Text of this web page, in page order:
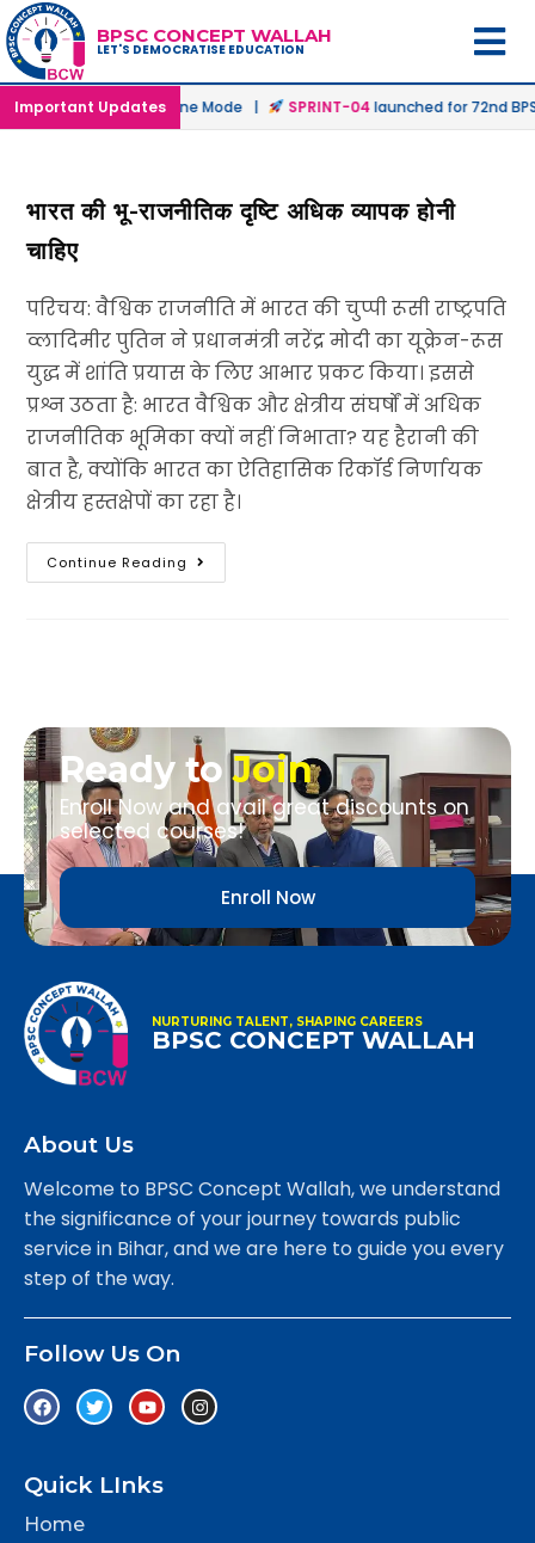
BPSC CONCEPT WALLAH
LET'S DEMOCRATISE EDUCATION
Important Updates
in Offline & Online Mode | SPRINT-04launched for 72nd
भारत की भू-राजनीतिक दृष्टि अधिक व्यापक होनी
चाहिए
परिचय: वैश्विक राजनीति में भारत की चुप्पी रूसी राष्ट्रपति
व्लादिमीर पुतिन ने प्रधानमंत्री नरेंद्र मोदी का यूक्रेन-रूस
युद्ध में शांति प्रयास के लिए आभार प्रकट किया। इससे
प्रश्न उठता है: भारत वैश्विक और क्षेत्रीय संघर्षों में अधिक
राजनीतिक भूमिका क्यों नहीं निभाता? यह हैरानी की
बात है, क्योंकि भारत का ऐतिहासिक रिकॉर्ड निर्णायक
क्षेत्रीय हस्तक्षेपों का रहा है।
Continue Reading
Ready toJoin
Enroll Now and avail great discounts on
selected courses!
Enroll Now
NURTURING TALENT, SHAPING CAREERS
BPSC CONCEPT WALLAH
About Us
Welcome to BPSC Concept Wallah, we understand
the significance of your journey towards public
service in Bihar, and we are here to guide you every
step of the way.
Follow Us On
Quick LInks
Home